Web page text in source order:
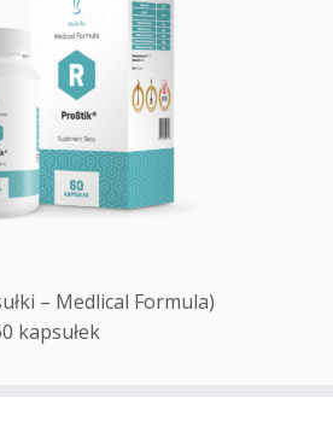
– Medlical Formula)
kapsułek